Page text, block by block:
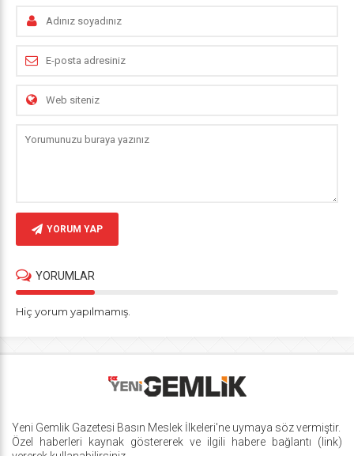
YORUM YAP
YORUMLAR
Hiç yorum yapılmamış.
Yeni Gemlik Gazetesi Basın Meslek İlkeleri'ne uymaya söz vermiştir.
Özel haberleri kaynak göstererek ve ilgili habere bağlantı (link)